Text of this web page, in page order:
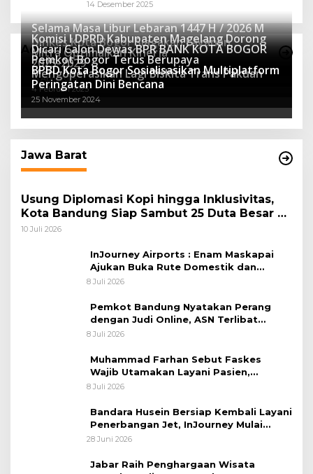
14 Desember 2025
Advertorial
Selama Masa Libur Lebaran 1447 H / 2026 M
Dinkes Kota Bogor Siagakan Layanan
Kesehatan
16 Maret 2026
Komisi I DPRD Kabupaten Magelang Dorong
Mitra Optimalkan Kinerja
27 Mei 2025
Dicari Calon Dewas BPR BANK KOTA BOGOR
2025-2029
15 April 2025
Pemkot Bogor Terus Berupaya
Mengoperasikan Lagi Biskita Trans Pakuan
4 Februari 2025
BPBD Kota Bogor Sosialisasikan Multiplatform
Peringatan Dini Bencana
25 November 2024
Jawa Barat
Usung Diplomasi Kopi hingga Inklusivitas,
Kota Bandung Siap Sambut 25 Duta Besar di
Festival Asia Afrika 2026
10 Juli 2026
InJourney Airports : Enam Maskapai
Ajukan Buka Rute Domestik dan
Internasional dari Bandara Husein
8 Juli 2026
Pemkot Bandung Nyatakan Perang
dengan Judi Online, ASN Terlibat
Terancam Dipecat Tidak Hormat
8 Juli 2026
Muhammad Farhan Sebut Faskes
Wajib Utamakan Layani Pasien,
Penolakan akan Berujung Sanksi Tegas
8 Juli 2026
Bandara Husein Bersiap Kembali Layani
Penerbangan Jet, InJourney Mulai
Tahap Optimalisasi
28 Juni 2026
Jabar Raih Penghargaan Wisata